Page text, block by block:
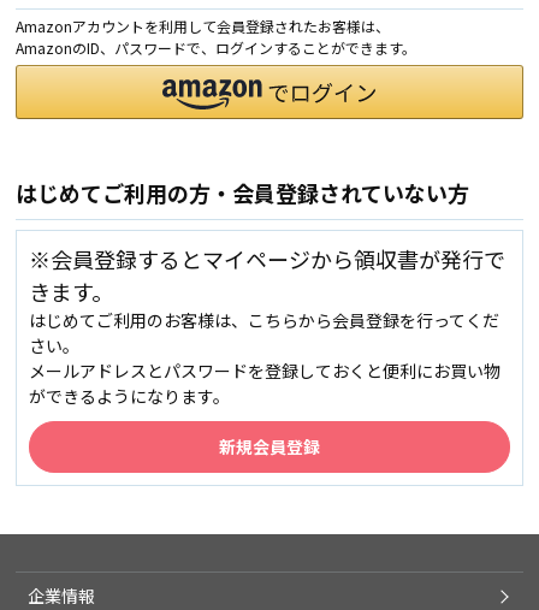
Amazonアカウントを利用して会員登録されたお客様は、
AmazonのID、パスワードで、ログインすることができます。
はじめてご利用の方・会員登録されていない方
※会員登録するとマイページから領収書が発行で
きます。
はじめてご利用のお客様は、こちらから会員登録を行ってくだ
さい。
メールアドレスとパスワードを登録しておくと便利にお買い物
ができるようになります。
企業情報